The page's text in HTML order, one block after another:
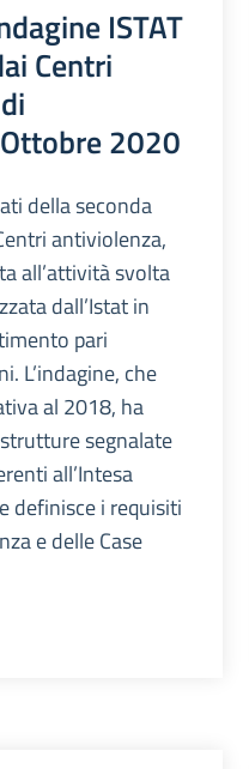
ISTAT
Centri
2020
della seconda
antiviolenza,
all’attività svolta
dall’Istat in
pari
L’indagine, che
al 2018, ha
segnalate
all’Intesa
definisce i requisiti
e delle Case